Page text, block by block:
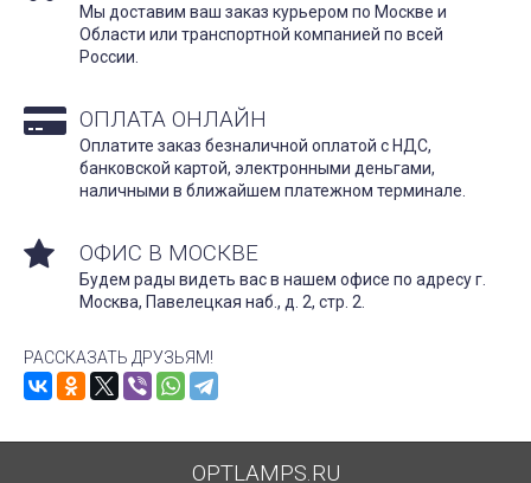
Мы доставим ваш заказ курьером по Москве и
Области или транспортной компанией по всей
России.
ОПЛАТА ОНЛАЙН
Оплатите заказ безналичной оплатой с НДС,
банковской картой, электронными деньгами,
наличными в ближайшем платежном терминале.
ОФИС В МОСКВЕ
Будем рады видеть вас в нашем офисе по адресу г.
Москва, Павелецкая наб., д. 2, стр. 2.
РАССКАЗАТЬ ДРУЗЬЯМ!
OPTLAMPS.RU